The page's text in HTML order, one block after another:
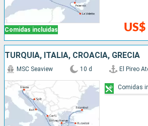
Comidas incluidas
TURQUÍA, ITALIA, CROACIA, GRECIA
MSC Seaview 10 d El Pireo
Comidas